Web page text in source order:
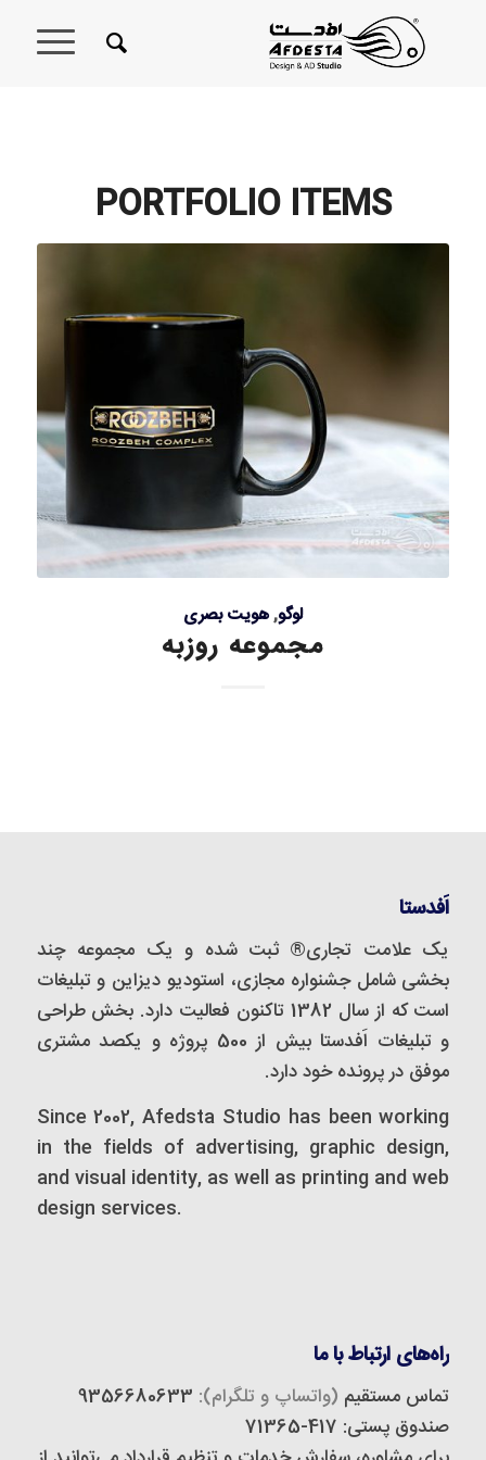
PORTFOLIO ITEMS
لوگو,هویت بصری
مجموعه روزبه
اَفدستا
یک علامت تجاری® ثبت شده و یک مجموعه‌ چند
بخشی شامل جشنواره مجازی، استودیو دیزاین و تبلیغات
است که از سال 1382 تاکنون فعالیت دارد. بخش طراحی
و تبلیغات اَفدستا بیش از 500 پروژه و یکصد مشتری
موفق در پرونده خود دارد.
Since 2002, Afedsta Studio has been working
in the fields of advertising, graphic design,
and visual identity, as well as printing and web
design services.
راه‌های ارتباط با ما
تماس مستقیم (واتساپ و تلگرام):
صندوق پستی: 417-71365